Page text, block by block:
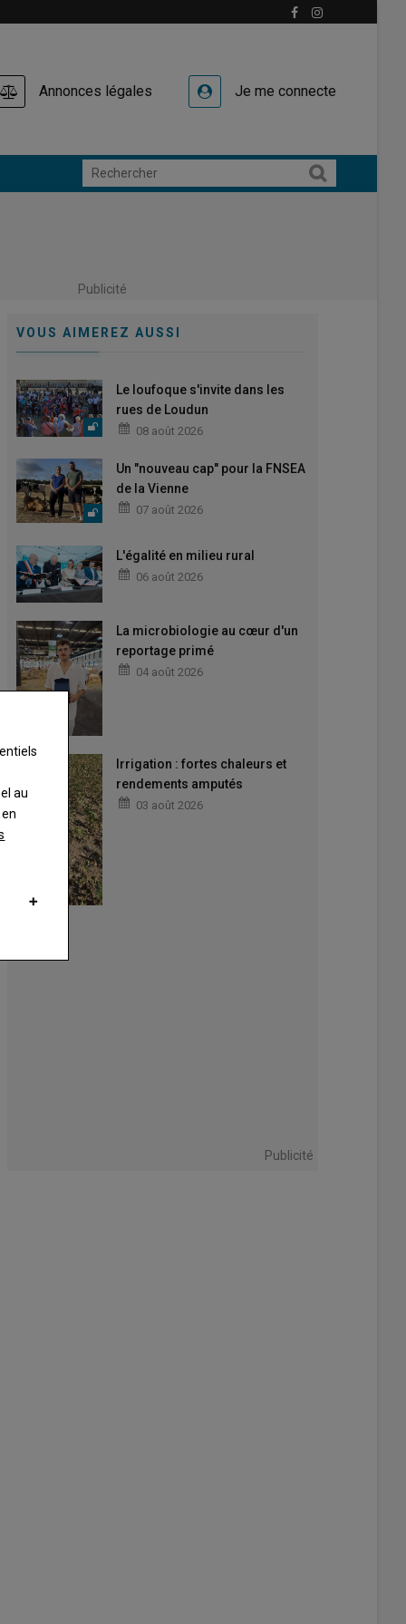
Annonces légales Je me connecte
Publicité
VOUS AIMEREZ AUSSI
Le loufoque s'invite dans les
rues de Loudun
08 août 2026
Un "nouveau cap" pour la FNSEA
de la Vienne
07 août 2026
L'égalité en milieu rural
06 août 2026
La microbiologie au cœur d'un
reportage primé
04 août 2026
Irrigation : fortes chaleurs et
rendements amputés
03 août 2026
Publicité
au